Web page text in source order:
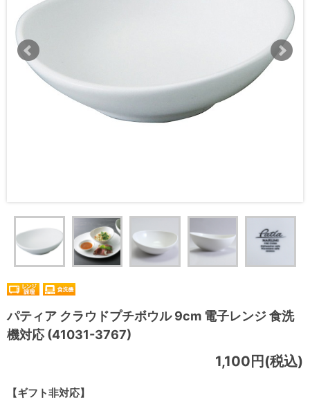
パティア クラウドプチボウル 9cm 電子レンジ 食洗
機対応 (41031-3767)
【ギフト非対応】
1,100円(税込)